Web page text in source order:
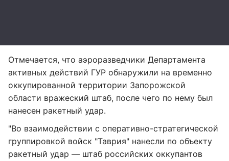
Отмечается, что аэроразведчики Департамента
активных действий ГУР обнаружили на временно
оккупированной территории Запорожской
области вражеский штаб, после чего по нему был
нанесен ракетный удар.
"Во взаимодействии с оперативно-стратегической
группировкой войск "Таврия" нанесли по объекту
ракетный удар ― штаб российских оккупантов